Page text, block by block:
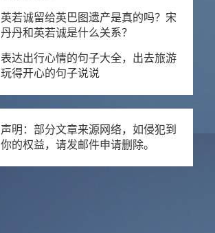
英若诚留给英巴图遗产是真的吗？宋
丹丹和英若诚是什么关系？
表达出行心情的句子大全，出去旅游
玩得开心的句子说说
声明：部分文章来源网络，如侵犯到
你的权益，请发邮件申请删除。